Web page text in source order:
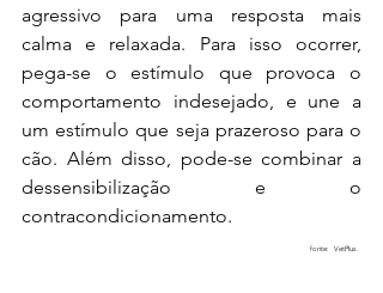
agressivo para uma resposta mais
calma e relaxada. Para isso ocorrer,
pega-se o estímulo que provoca o
comportamento indesejado, e une a
um estímulo que seja prazeroso para o
cão. Além disso, pode-se combinar a
dessensibilização e o
contracondicionamento.
fonte:  VetPlus.